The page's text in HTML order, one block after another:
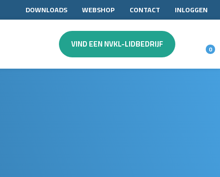
DOWNLOADS WEBSHOP CONTACT INLOGGEN
VIND EEN NVKL-LIDBEDRIJF 0